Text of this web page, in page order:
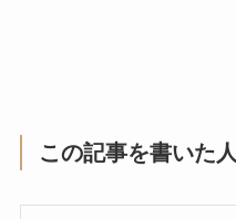
この記事を書いた人